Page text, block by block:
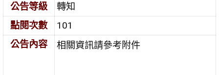
公告等級
轉知
點閱次數
101
公告內容
相關資訊請參考附件